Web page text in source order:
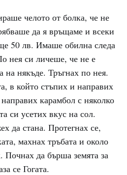
челото от болка, че не
да я връщаме и всеки
50 лв. Имаше обилна следа
нея си личеше, че не е
на някъде. Тръгнах по нея.
в който стъпих и направих
карамбол с няколко
си усетих вкус на сол.
да стана. Протегнах се,
махнах тръбата и около
Почнах да бърша земята за
се Гогата.